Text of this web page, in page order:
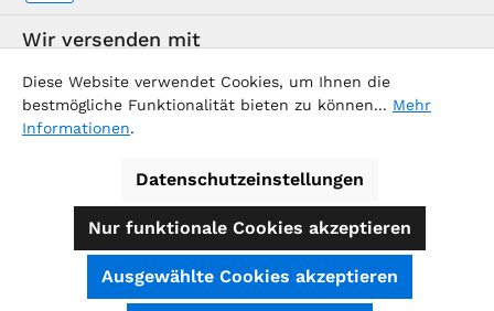
Wir versenden mit
Alle Preise inkl. gesetzl. Mehrwertsteuer zzgl.
Versandkostenund ggf. Nachnahmegebühren, wenn nicht
Diese Website verwendet Cookies, um Ihnen die
bestmögliche Funktionalität bieten zu können... Mehr
Informationen.
Datenschutzeinstellungen
Nur funktionale Cookies akzeptieren
Ausgewählte Cookies akzeptieren